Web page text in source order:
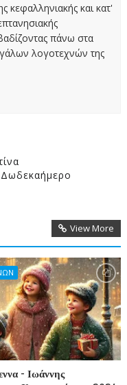
κεφαλληνιακής και κατ'
πάνω στα
λογοτεχνών της
Δωδεκαήμερο
View More
- Ιωάννης